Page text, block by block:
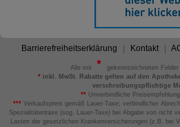
Barrierefreiheitserklärung Kontakt
Alle mit
gekennzeichneten Felder
*inkl. MwSt. Rabatte gelten auf den
verschreibungspflichtige
** Unverbindliche
*** Verkaufspreis gemäß Lauer-Taxe; verbindlicher
Spezialitätentaxe (sog. Lauer-Taxe) bei Abgabe von nicht
Lasten der gesetzlichen Krankenversicherungen (z.B. bei